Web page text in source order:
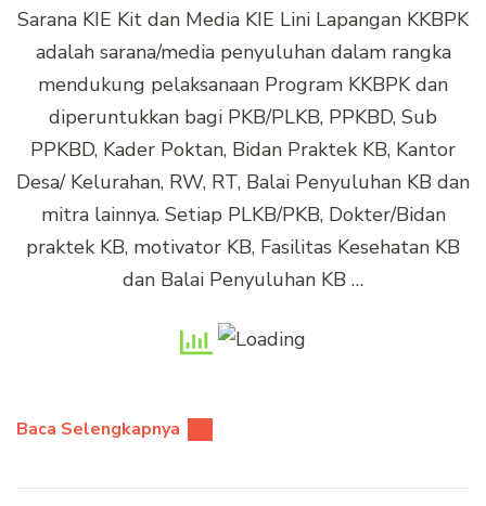
Sarana KIE Kit dan Media KIE Lini Lapangan KKBPK
adalah sarana/media penyuluhan dalam rangka
mendukung pelaksanaan Program KKBPK dan
diperuntukkan bagi PKB/PLKB, PPKBD, Sub
PPKBD, Kader Poktan, Bidan Praktek KB, Kantor
Desa/ Kelurahan, RW, RT, Balai Penyuluhan KB dan
mitra lainnya. Setiap PLKB/PKB, Dokter/Bidan
praktek KB, motivator KB, Fasilitas Kesehatan KB
dan Balai Penyuluhan KB …
Baca Selengkapnya